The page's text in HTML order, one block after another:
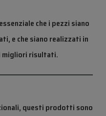
che i pezzi siano
e che siano realizzati in
migliori risultati.
questi prodotti sono